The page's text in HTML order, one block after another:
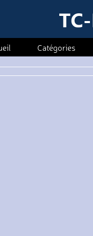
Catégories